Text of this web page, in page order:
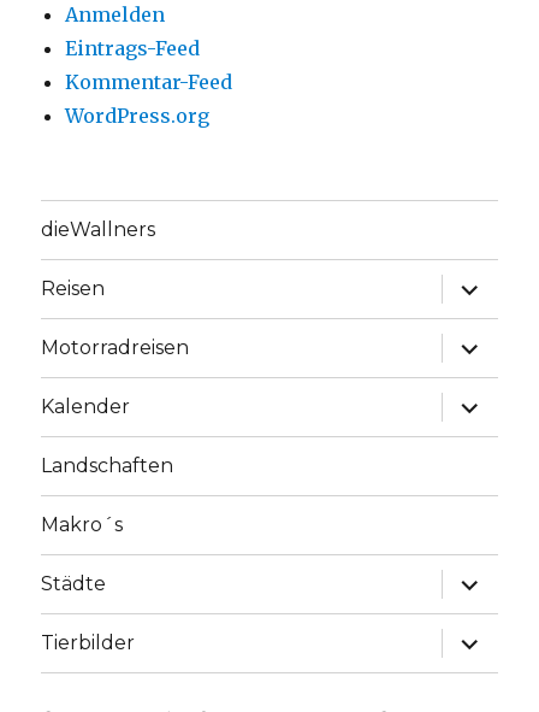
Anmelden
Eintrags-Feed
Kommentar-Feed
WordPress.org
dieWallners
Reisen
Motorradreisen
Kalender
Landschaften
Makro´s
Städte
Tierbilder